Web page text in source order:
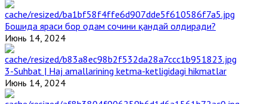
Бошида яраси бор одам сочини қандай олдиради?
Июнь 14, 2024
3-Suhbat | Haj amallarining ketma-ketligidagi hikmatlar
Июнь 14, 2024